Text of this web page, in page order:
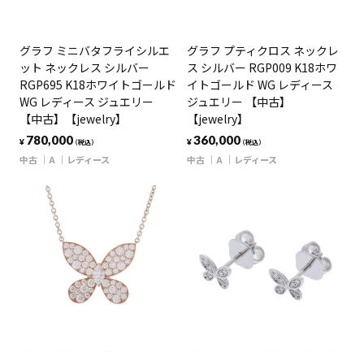
グラフ ミニバタフライシルエ
ット ネックレス シルバー
RGP695 K18ホワイトゴールド
WG レディース ジュエリー
【中古】【jewelry】
¥ 780,000（税込）
中古 A レディース
グラフ プティクロス ネックレ
ス シルバー RGP009 K18ホワ
イトゴールド WG レディース
ジュエリー 【中古】
【jewelry】
¥360,000（税込）
中古 A レディース